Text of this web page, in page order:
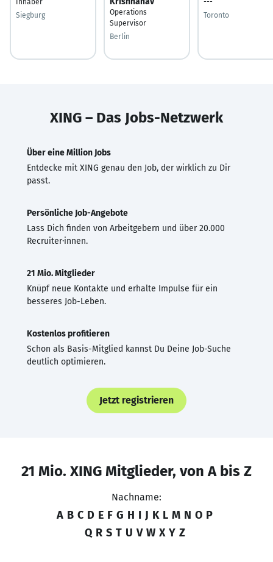
Siegburg
Operations
Supervisor
Berlin
Toronto
XING – Das Jobs-Netzwerk
Über eine Million Jobs
Entdecke mit XING genau den Job, der wirklich zu Dir
passt.
Persönliche Job-Angebote
Lass Dich finden von Arbeitgebern und über 20.000
Recruiter·innen.
21 Mio. Mitglieder
Knüpf neue Kontakte und erhalte Impulse für ein
besseres Job-Leben.
Kostenlos profitieren
Schon als Basis-Mitglied kannst Du Deine Job-Suche
deutlich optimieren.
Jetzt registrieren
21 Mio. XING Mitglieder, von A bis Z
Nachname:
A B C D E F G H I J K L M N O P
Q R S T U V W X Y Z